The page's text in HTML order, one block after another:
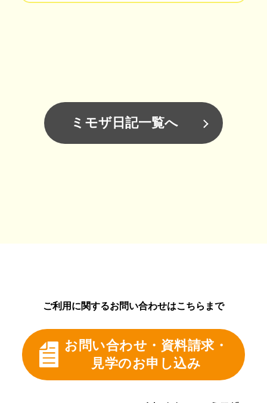
ミモザ日記一覧へ
ご利用に関するお問い合わせはこちらまで
お問い合わせ・資料請求・
見学のお申し込み